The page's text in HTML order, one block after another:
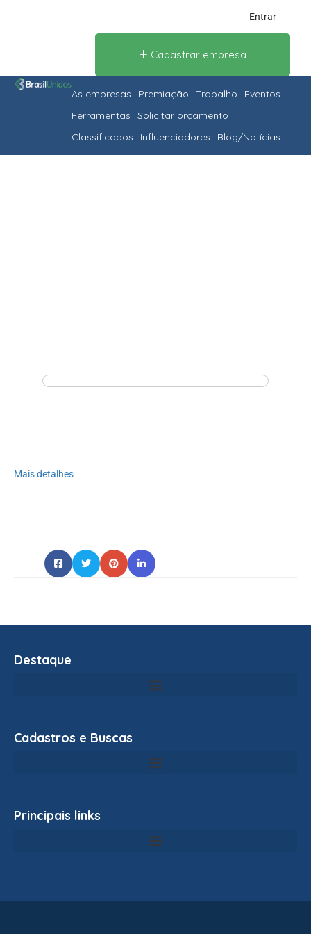
Entrar
Cadastrar empresa
As empresas Premiação Trabalho
Eventos
Ferramentas
Solicitar orçamento
Classificados
Influenciadores Blog/Notícias
Mais detalhes
Destaque
Cadastros e Buscas
Principais links